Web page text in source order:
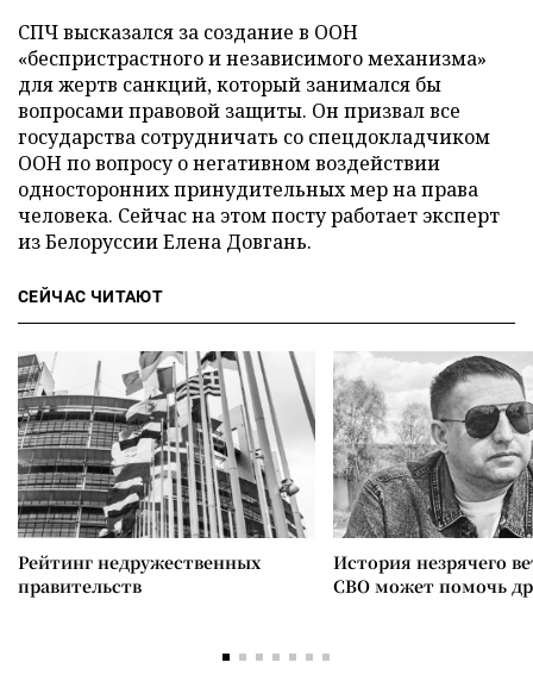
СПЧ высказался за создание в ООН
«беспристрастного и независимого механизма»
для жертв санкций, который занимался бы
вопросами правовой защиты. Он призвал все
государства сотрудничать со спецдокладчиком
ООН по вопросу о негативном воздействии
односторонних принудительных мер на права
человека. Сейчас на этом посту работает эксперт
из Белоруссии Елена Довгань.
СЕЙЧАС ЧИТАЮТ
Рейтинг недружественных
правительств
История незрячего
СВО может помочь